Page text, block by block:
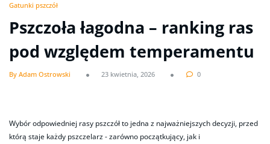
Gatunki pszczół
Pszczoła łagodna – ranking ras
pod względem temperamentu
By Adam Ostrowski 23 kwietnia, 2026 0
Wybór odpowiedniej rasy pszczół to jedna z najważniejszych decyzji, przed
którą staje każdy pszczelarz - zarówno początkujący, jak i